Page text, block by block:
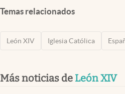
Temas relacionados
León XIV Iglesia Católica
Más noticias de León XIV